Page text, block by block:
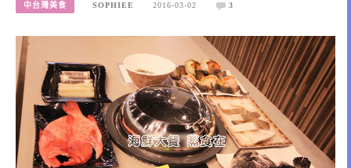
中台灣美食 SOPHIEE 2016-03-02 3